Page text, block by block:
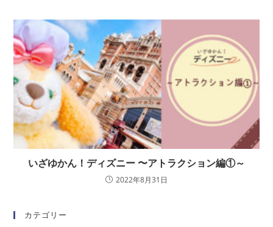
いざゆかん！ディズニー 〜アトラクション編①～
2022年8月31日
カテゴリー